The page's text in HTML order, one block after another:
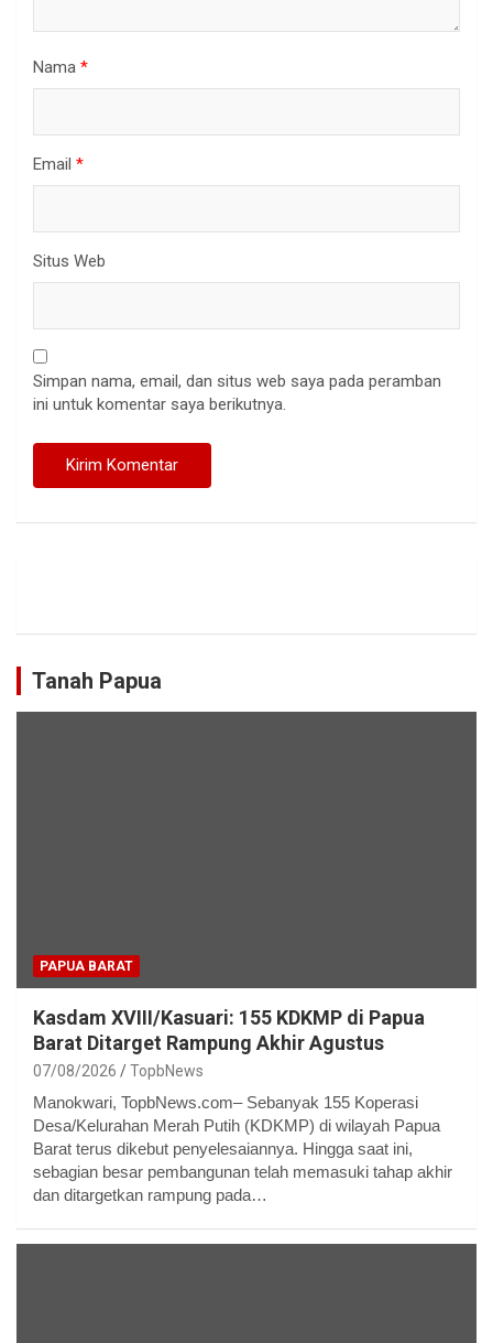
Nama *
Email *
Situs Web
Simpan nama, email, dan situs web saya pada peramban
ini untuk komentar saya berikutnya.
Tanah Papua
PAPUA BARAT
Kasdam XVIII/Kasuari: 155 KDKMP di Papua
Barat Ditarget Rampung Akhir Agustus
07/08/2026 TopbNews
Manokwari, TopbNews.com– Sebanyak 155 Koperasi
Desa/Kelurahan Merah Putih (KDKMP) di wilayah Papua
Barat terus dikebut penyelesaiannya. Hingga saat ini,
sebagian besar pembangunan telah memasuki tahap akhir
dan ditargetkan rampung pada…